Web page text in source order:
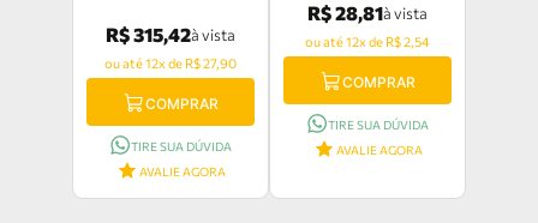
R$ 315,42à vista
ou até 12x de R$ 27,90
COMPRAR
TIRE SUA DÚVIDA
AVALIE AGORA
R$ 28,81à vista
ou até 12x de R$ 2,54
COMPRAR
TIRE SUA DÚVIDA
AVALIE AGORA